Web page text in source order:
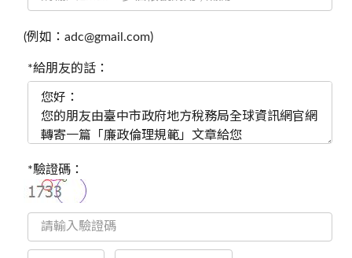
(例如：adc@gmail.com)
*給朋友的話：
*驗證碼：